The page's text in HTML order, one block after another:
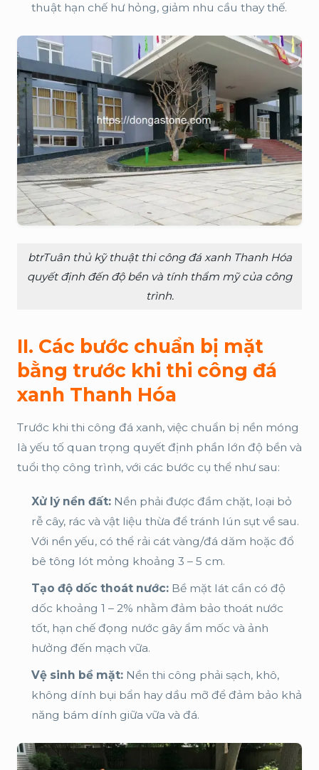
thuật hạn chế hư hỏng, giảm nhu cầu thay thế.
btrTuân thủ kỹ thuật thi công đá xanh Thanh Hóa
quyết định đến độ bền và tính thẩm mỹ của công
trình.
II. Các bước chuẩn bị mặt
bằng trước khi thi công đá
xanh Thanh Hóa
Trước khi thi công đá xanh, việc chuẩn bị nền móng
là yếu tố quan trọng quyết định phần lớn độ bền và
tuổi thọ công trình, với các bước cụ thể như sau:
Xử lý nền đất: Nền phải được đầm chặt, loại bỏ
rễ cây, rác và vật liệu thừa để tránh lún sụt về sau.
Với nền yếu, có thể rải cát vàng/đá dăm hoặc đổ
bê tông lót mỏng khoảng 3 – 5 cm.
Tạo độ dốc thoát nước: Bề mặt lát cần có độ
dốc khoảng 1 – 2% nhằm đảm bảo thoát nước
tốt, hạn chế đọng nước gây ẩm mốc và ảnh
hưởng đến mạch vữa.
Vệ sinh bề mặt: Nền thi công phải sạch, khô,
không dính bụi bẩn hay dầu mỡ để đảm bảo khả
năng bám dính giữa vữa và đá.